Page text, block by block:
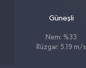
Güneşli
Nem: %33
Rüzgar: 5.19 m/s